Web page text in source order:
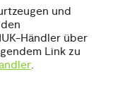
und
Händler über
Link zu
.